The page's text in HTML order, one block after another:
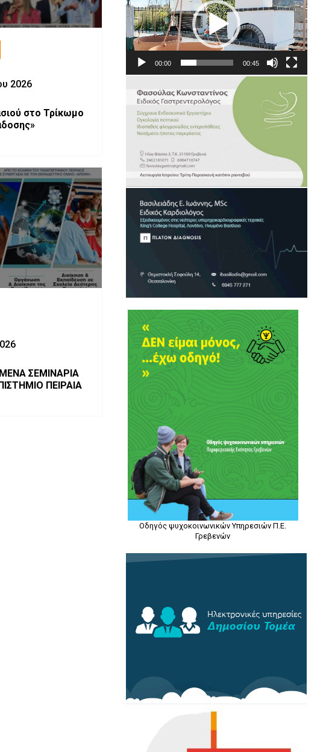
2026
στο Τρίκωμο
ΣΕΜΙΝΑΡΙΑ
ΠΕΙΡΑΙΑ
Βίντεο
00:00 00:45
Οδηγός ψυχοκοινωνικών Υπηρεσιών Π.Ε.
Γρεβενών